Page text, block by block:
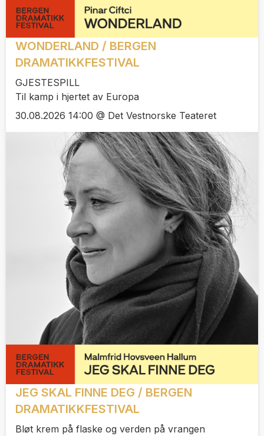
WONDERLAND / BERGEN
DRAMATIKKFESTIVAL
GJESTESPILL
Til kamp i hjertet av Europa
30.08.2026 14:00 @ Det Vestnorske Teateret
JEG SKAL FINNE DEG / BERGEN
DRAMATIKKFESTIVAL
Bløt krem på flaske og verden på vrangen